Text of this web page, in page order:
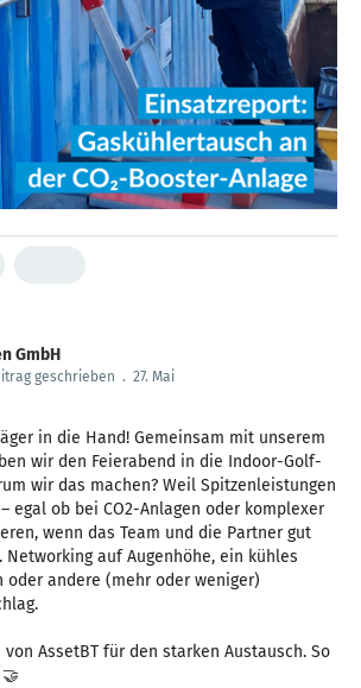
GmbH
geschrieben . 27. Mai
in die Hand! Gemeinsam mit unserem
wir den Feierabend in die Indoor-Golf-
wir das machen? Weil Spitzenleistungen
egal ob bei CO2-Anlagen oder komplexer
wenn das Team und die Partner gut
auf Augenhöhe, ein kühles
oder andere (mehr oder weniger)
von AssetBT für den starken Austausch. So